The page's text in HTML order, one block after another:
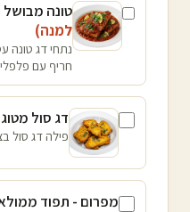
טונה מבושל
למנה)
נתחי דג טונה
חריף עם
דג סול
פילה דג סול
מפרום - תפוד